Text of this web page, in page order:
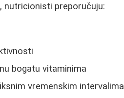
nutricionisti preporučuju:
bogatu vitaminima
vremenskim intervalima